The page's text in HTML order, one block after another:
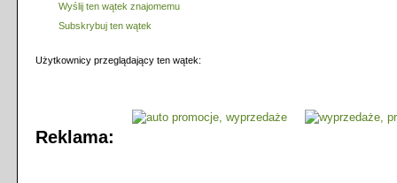
Wyślij ten wątek znajomemu
Subskrybuj ten wątek
Użytkownicy przeglądający ten wątek:
Reklama: